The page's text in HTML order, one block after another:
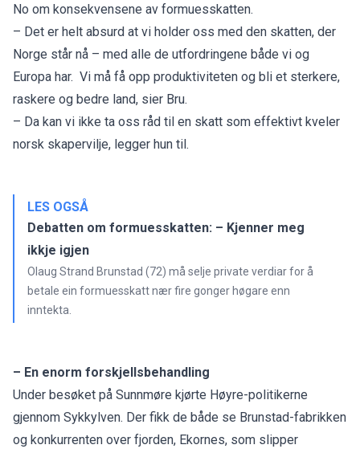
No om konsekvensene av formuesskatten.
– Det er helt absurd at vi holder oss med den skatten, der
Norge står nå – med alle de utfordringene både vi og
Europa har. Vi må få opp produktiviteten og bli et sterkere,
raskere og bedre land, sier Bru.
– Da kan vi ikke ta oss råd til en skatt som effektivt kveler
norsk skapervilje, legger hun til.
LES OGSÅ
Debatten om formuesskatten: – Kjenner meg
ikkje igjen
Olaug Strand Brunstad (72) må selje private verdiar for å
betale ein formuesskatt nær fire gonger høgare enn
inntekta.
– En enorm forskjellsbehandling
Under besøket på Sunnmøre kjørte Høyre-politikerne
gjennom Sykkylven. Der fikk de både se Brunstad-fabrikken
og konkurrenten over fjorden, Ekornes, som slipper